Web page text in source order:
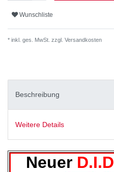
Wunschliste
* inkl. ges. MwSt. zzgl. Versandkosten
Beschreibung
Weitere Details
Neuer D.I.D